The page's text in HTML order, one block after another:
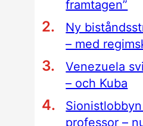
framtagen”
Ny
– med
Venezuela
– och Kuba
professor –